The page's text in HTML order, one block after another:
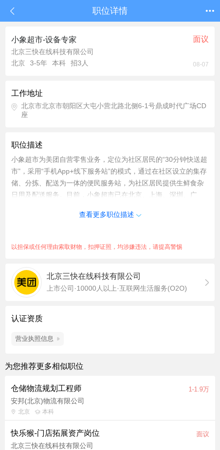
职位详情
小象超市-设备专家 面议
北京三快在线科技有限公司
北京
3-5年 本科 招3人 08-07
工作地址
北京市北京市朝阳区大屯小营北路北侧6-1号鼎成时代广场CD
座
职位描述
小象超市为美团自营零售业务，定位为社区居民的“30分钟快送超
市”，采用“手机App+线下服务站”的模式，通过在社区设立的集存
储、分拣、配送为一体的便民服务站，为社区居民提供生鲜食杂
日用及配送服务。目前，小象超市已在北京、上海、深圳、广
聚焦下，小象超市承载着“深耕即时零售，提升消费体验”的任
加入！ 岗位职责 1. 冷链设备综合管理：统筹小象超市冷链设备
（冷库、冷柜、制冰机、鱼缸、空调等）及营运类设备的全生命
入与远程监控平台建设，实现温度/湿度/能耗等关键参数实时采
集；联合技术团队探索AI预测性维护（Predictive Maintenance）
次、能耗趋势），通过数据分析识别高频故障模式和能耗异常，
驱动设备管理持续优化；借助智能工单系统推动维修流程标准化
情况，制定节能优化方案（重点：压缩机调频、智能温控策略、
制冷剂优化），推动节能KPI目标落地，降低单仓能耗成本； 5.
设备技术改造与研发支持：主导或参与冷链设备的技术改造立
项，结合业务场景需求开展设备设计优化；有冷链设备研发经验
查看更多职位描述
以担保或任何理由索取财物，扣押证照，均涉嫌违法，请提高警惕
北京三快在线科技有限公司
上市公司·10000人以上·互联网生活服务(O2O)
认证资质
营业执照信息
为您推荐更多相似职位
仓储物流规划工程师 1-1.9万
安邦(北京)物流有限公司
北京 本科
快乐猴-门店拓展资产岗位 面议
北京三快在线科技有限公司